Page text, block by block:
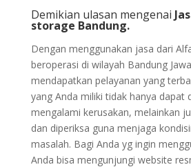
Demikian ulasan mengenai
storage Bandung.
Dengan menggunakan jasa dari
beroperasi di wilayah Bandung
mendapatkan pelayanan yang
yang Anda miliki tidak hanya dapat
mengalami kerusakan, melainkan
dan diperiksa guna menjaga
masalah. Bagi Anda yg ingin
Anda bisa mengunjungi website